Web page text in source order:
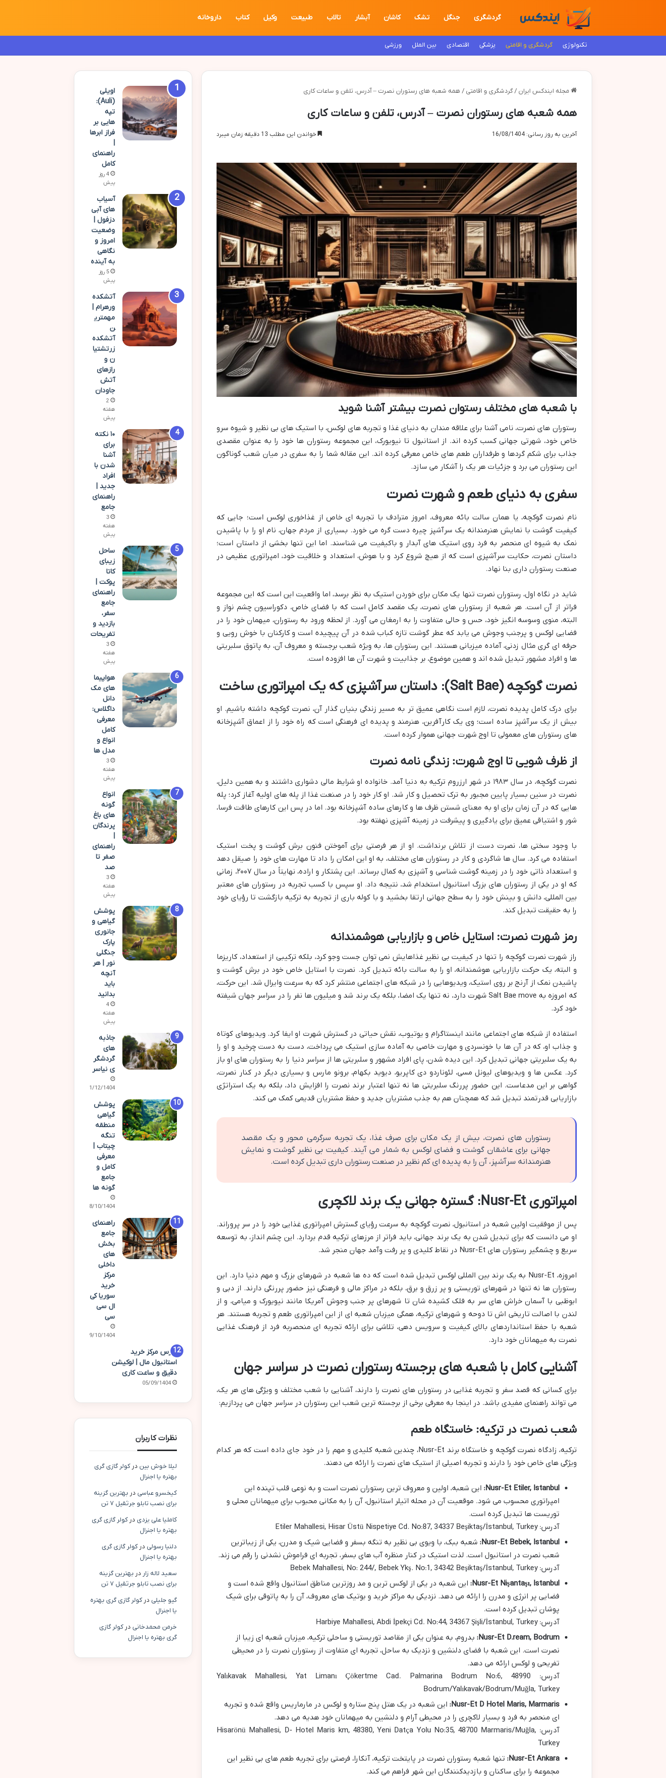
گردشگری جنگل تشک کاشان آبشار تالاب طبیعت وکیل کتاب داروخانه
تکنولوژی گردشگری و اقامتی پزشکی اقتصادی بین الملل ورزشی
مجله ایندکس ایران / گردشگری و اقامتی / همه شعبه های رستوران نصرت – آدرس، تلفن و ساعات کاری
همه شعبه های رستوران نصرت – آدرس، تلفن و ساعات کاری
آخرین به روز رسانی: 16/08/1404 خواندن این مطلب 13 دقیقه زمان میبرد
با شعبه های مختلف رستوان نصرت بیشتر آشنا شوید
رستوران های نصرت، نامی آشنا برای علاقه مندان به دنیای غذا و تجربه های لوکس، با استیک های بی نظیر و شیوه سرو
خاص خود، شهرتی جهانی کسب کرده اند. از استانبول تا نیویورک، این مجموعه رستوران ها خود را به عنوان مقصدی
جذاب برای شکم گردها و طرفداران طعم های خاص معرفی کرده اند. این مقاله شما را به سفری در میان شعب گوناگون
این رستوران می برد و جزئیات هر یک را آشکار می سازد.
سفری به دنیای طعم و شهرت نصرت
نام نصرت گوکچه، یا همان سالت بائه معروف، امروز مترادف با تجربه ای خاص از غذاخوری لوکس است؛ جایی که
کیفیت گوشت با نمایش هنرمندانه یک سرآشپز چیره دست گره می خورد. بسیاری از مردم جهان، نام او را با پاشیدن
نمک به شیوه ای منحصر به فرد روی استیک های آبدار و باکیفیت می شناسند. اما این تنها بخشی از داستان است؛
داستان نصرت، حکایت سرآشپزی است که از هیچ شروع کرد و با هوش، استعداد و خلاقیت خود، امپراتوری عظیمی در
صنعت رستوران داری بنا نهاد.
شاید در نگاه اول، رستوران نصرت تنها یک مکان برای خوردن استیک به نظر برسد، اما واقعیت این است که این مجموعه
فراتر از آن است. هر شعبه از رستوران های نصرت، یک مقصد کامل است که با فضای خاص، دکوراسیون چشم نواز و
البته، منوی وسوسه انگیز خود، حس و حالی متفاوت را به ارمغان می آورد. از لحظه ورود به رستوران، میهمان خود را در
فضایی لوکس و پرجنب وجوش می یابد که عطر گوشت تازه کباب شده در آن پیچیده است و کارکنان با خوش رویی و
حرفه ای گری مثال زدنی، آماده میزبانی هستند. این رستوران ها، به ویژه شعب برجسته و معروف آن، به پاتوق سلبریتی
ها و افراد مشهور تبدیل شده اند و همین موضوع، بر جذابیت و شهرت آن ها افزوده است.
نصرت گوکچه (Salt Bae): داستان سرآشپزی که یک امپراتوری ساخت
برای درک کامل پدیده نصرت، لازم است نگاهی عمیق تر به مسیر زندگی بنیان گذار آن، نصرت گوکچه داشته باشیم. او
بیش از یک سرآشپز ساده است؛ وی یک کارآفرین، هنرمند و پدیده ای فرهنگی است که راه خود را از اعماق آشپزخانه
های رستوران های معمولی تا اوج شهرت جهانی هموار کرده است.
از ظرف شویی تا اوج شهرت: زندگی نامه نصرت
نصرت گوکچه، در سال ۱۹۸۳ در شهر ارزروم ترکیه به دنیا آمد. خانواده او شرایط مالی دشواری داشتند و به همین دلیل،
نصرت در سنین بسیار پایین مجبور به ترک تحصیل و کار شد. او کار خود را در صنعت غذا از پله های اولیه آغاز کرد؛ پله
هایی که در آن زمان برای او به معنای شستن ظرف ها و کارهای ساده آشپزخانه بود. اما در پس این کارهای طاقت فرسا،
شور و اشتیاقی عمیق برای یادگیری و پیشرفت در زمینه آشپزی نهفته بود.
با وجود سختی ها، نصرت دست از تلاش برنداشت. او از هر فرصتی برای آموختن فنون برش گوشت و پخت استیک
استفاده می کرد. سال ها شاگردی و کار در رستوران های مختلف، به او این امکان را داد تا مهارت های خود را صیقل دهد
و استعداد ذاتی خود را در زمینه گوشت شناسی و آشپزی به کمال برساند. این پشتکار و اراده، نهایتاً در سال ۲۰۰۷، زمانی
که او در یکی از رستوران های بزرگ استانبول استخدام شد، نتیجه داد. او سپس با کسب تجربه در رستوران های معتبر
بین المللی، دانش و بینش خود را به سطح جهانی ارتقا بخشید و با کوله باری از تجربه به ترکیه بازگشت تا رؤیای خود
را به حقیقت تبدیل کند.
رمز شهرت نصرت: استایل خاص و بازاریابی هوشمندانه
راز شهرت نصرت گوکچه را تنها در کیفیت بی نظیر غذاهایش نمی توان جست وجو کرد، بلکه ترکیبی از استعداد، کاریزما
و البته، یک حرکت بازاریابی هوشمندانه، او را به سالت بائه تبدیل کرد. نصرت با استایل خاص خود در برش گوشت و
پاشیدن نمک از آرنج بر روی استیک، ویدیوهایی را در شبکه های اجتماعی منتشر کرد که به سرعت وایرال شد. این حرکت،
که امروزه به Salt Bae move شهرت دارد، نه تنها یک امضا، بلکه یک برند شد و میلیون ها نفر را در سراسر جهان شیفته
خود کرد.
استفاده از شبکه های اجتماعی مانند اینستاگرام و یوتیوب، نقش حیاتی در گسترش شهرت او ایفا کرد. ویدیوهای کوتاه
و جذاب او، که در آن ها با خونسردی و مهارت خاصی به آماده سازی استیک می پرداخت، دست به دست چرخید و او را
به یک سلبریتی جهانی تبدیل کرد. این دیده شدن، پای افراد مشهور و سلبریتی ها از سراسر دنیا را به رستوران های او باز
کرد. عکس ها و ویدیوهای لیونل مسی، لئوناردو دی کاپریو، دیوید بکهام، برونو مارس و بسیاری دیگر در کنار نصرت،
گواهی بر این مدعاست. این حضور پررنگ سلبریتی ها نه تنها اعتبار برند نصرت را افزایش داد، بلکه به یک استراتژی
بازاریابی قدرتمند تبدیل شد که همچنان هم به جذب مشتریان جدید و حفظ مشتریان قدیمی کمک می کند.
رستوران های نصرت، بیش از یک مکان برای صرف غذا، یک تجربه سرگرمی محور و یک مقصد
جهانی برای عاشقان گوشت و فضای لوکس به شمار می آیند. کیفیت بی نظیر گوشت و نمایش
هنرمندانه سرآشپز، آن را به پدیده ای کم نظیر در صنعت رستوران داری تبدیل کرده است.
امپراتوری Nusr-Et: گستره جهانی یک برند لاکچری
پس از موفقیت اولین شعبه در استانبول، نصرت گوکچه به سرعت رؤیای گسترش امپراتوری غذایی خود را در سر پروراند.
او می دانست که برای تبدیل شدن به یک برند جهانی، باید فراتر از مرزهای ترکیه قدم بردارد. این چشم انداز، به توسعه
سریع و چشمگیر رستوران های Nusr-Et در نقاط کلیدی و پر رفت وآمد جهان منجر شد.
امروزه، Nusr-Et به یک برند بین المللی لوکس تبدیل شده است که ده ها شعبه در شهرهای بزرگ و مهم دنیا دارد. این
رستوران ها نه تنها در شهرهای توریستی و پر زرق و برق، بلکه در مراکز مالی و فرهنگی نیز حضور پررنگی دارند. از دبی و
ابوظبی با آسمان خراش های سر به فلک کشیده شان تا شهرهای پر جنب وجوش آمریکا مانند نیویورک و میامی، و از
لندن با اصالت تاریخی اش تا دوحه و شهرهای ترکیه، همگی میزبان شعبه ای از این امپراتوری طعم و تجربه هستند. هر
شعبه با حفظ استانداردهای بالای کیفیت و سرویس دهی، تلاشی برای ارائه تجربه ای منحصربه فرد از فرهنگ غذایی
نصرت به میهمانان خود دارد.
آشنایی کامل با شعبه های برجسته رستوران نصرت در سراسر جهان
برای کسانی که قصد سفر و تجربه غذایی در رستوران های نصرت را دارند، آشنایی با شعب مختلف و ویژگی های هر یک،
می تواند راهنمای مفیدی باشد. در اینجا به معرفی برخی از برجسته ترین شعب این رستوران در سراسر جهان می پردازیم:
شعب نصرت در ترکیه: خاستگاه طعم
ترکیه، زادگاه نصرت گوکچه و خاستگاه برند Nusr-Et، چندین شعبه کلیدی و مهم را در خود جای داده است که هر کدام
ویژگی های خاص خود را دارند و تجربه اصیلی از استیک های نصرت را ارائه می دهند.
Nusr-Et Etiler, Istanbul: این شعبه، اولین و معروف ترین رستوران نصرت است و به نوعی قلب تپنده این
امپراتوری محسوب می شود. موقعیت آن در محله اتیلر استانبول، آن را به مکانی محبوب برای میهمانان محلی و
توریست ها تبدیل کرده است.
آدرس: Etiler Mahallesi, Hisar Üstü Nispetiye Cd. No:87, 34337 Beşiktaş/İstanbul, Turkey
Nusr-Et Bebek, Istanbul: شعبه ببک، با ویوی بی نظیر به تنگه بسفر و فضایی شیک و مدرن، یکی از زیباترین
شعب نصرت در استانبول است. لذت استیک در کنار منظره آب های بسفر، تجربه ای فراموش نشدنی را رقم می زند.
آدرس: Bebek Mahallesi, No: 244/, Bebek Ykş. No:1, 34342 Beşiktaş/İstanbul, Turkey
Nusr-Et Nişantaşı, Istanbul: این شعبه در یکی از لوکس ترین و مد روزترین مناطق استانبول واقع شده است و
فضایی پر انرژی و مدرن را ارائه می دهد. نزدیکی به مراکز خرید و بوتیک های معروف، آن را به پاتوقی برای شیک
پوشان تبدیل کرده است.
آدرس: Harbiye Mahallesi, Abdi İpekçi Cd. No:44, 34367 Şişli/İstanbul, Turkey
Nusr-Et D.ream, Bodrum: بدروم، به عنوان یکی از مقاصد توریستی و ساحلی ترکیه، میزبان شعبه ای زیبا از
نصرت است. این شعبه با فضای دلنشین و نزدیک به ساحل، تجربه ای متفاوت از رستوران نصرت را در محیطی
تفریحی و لوکس ارائه می دهد.
آدرس: Yalıkavak Mahallesi, Yat Limanı Çökertme Cad. Palmarina Bodrum No:6, 48990
Bodrum/Yalıkavak/Bodrum/Muğla, Turkey
Nusr-Et D Hotel Maris, Marmaris: این شعبه در یک هتل پنج ستاره و لوکس در مارماریس واقع شده و تجربه
ای منحصر به فرد و بسیار لاکچری را در محیطی آرام و دلنشین به میهمانان خود هدیه می دهد.
آدرس: Hisarönü Mahallesi, D- Hotel Maris km, 48380, Yeni Datça Yolu No:35, 48700 Marmaris/Muğla,
Turkey
Nusr-Et Ankara: تنها شعبه رستوران نصرت در پایتخت ترکیه، آنکارا، فرصتی برای تجربه طعم های بی نظیر این
مجموعه را برای ساکنان و بازدیدکنندگان این شهر فراهم می کند.
اویلی
(Auli):
تپه
هایی بر
فراز ابرها
|
راهنمای
کامل
4 روز
پیش
آسیاب
های آبی
دزفول |
وضعیت
امروز و
نگاهی
به آینده
5 روز
پیش
آتشکده
ورهرام |
مهمتری
ن
آتشکده
زرتشتیا
ن و
رازهای
آتش
جاودان
2
هفته
پیش
۱۰ نکته
برای
آشنا
شدن با
افراد
جدید |
راهنمای
جامع
3
هفته
پیش
ساحل
زیبای
کاتا
پوکت |
راهنمای
جامع
سفر،
بازدید و
تفریحات
3
هفته
پیش
هواپیما
های مک
دانل
داگلاس:
معرفی
کامل
انواع و
مدل ها
3
هفته
پیش
انواع
گونه
های باغ
پرندگان
|
راهنمای
صفر تا
صد
3
هفته
پیش
پوشش
گیاهی و
جانوری
پارک
جنگلی
نور | هر
آنچه
باید
بدانید
4
هفته
پیش
جاذبه
های
گردشگر
ی نیاسر
01/12/1404
پوشش
گیاهی
منطقه
تنگه
چیتاب |
معرفی
کامل و
جامع
گونه ها
08/10/1404
راهنمای
جامع
بخش
های
داخلی
مرکز
خرید
سوریا کی
ال سی
سی
09/10/1404
آدرس مرکز خرید
استانبول مال | لوکیشن
دقیق و ساعت کاری
05/09/1404
نظرات کاربران
لیلا خوش بین در کولر گازی گری
بهتره یا اجنرال
کیخسرو عباسی در بهترین گزینه
برای نصب تابلو جرثقیل ۷ تن
کاملیا علی یزدی در کولر گازی گری
بهتره یا اجنرال
دلنیا رسولی در کولر گازی گری
بهتره یا اجنرال
سعید لاله زار در بهترین گزینه
برای نصب تابلو جرثقیل ۷ تن
گیو جلیلی در کولر گازی گری بهتره
یا اجنرال
خرمن محمدخانی در کولر گازی
گری بهتره یا اجنرال